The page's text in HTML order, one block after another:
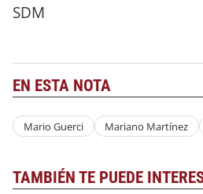
SDM
EN ESTA NOTA
Mario Guerci Mariano Martínez
TAMBIÉN TE PUEDE